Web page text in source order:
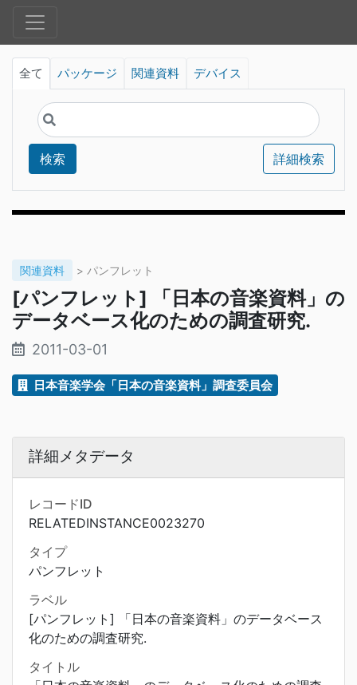
全て パッケージ 関連資料 デバイス
検索 詳細検索
関連資料 > パンフレット
[パンフレット] 「日本の音楽資料」の
データベース化のための調査研究.
2011-03-01
日本音楽学会「日本の音楽資料」調査委員会
詳細メタデータ
レコードID
RELATEDINSTANCE0023270
タイプ
パンフレット
ラベル
[パンフレット] 「日本の音楽資料」のデータベース
化のための調査研究.
タイトル